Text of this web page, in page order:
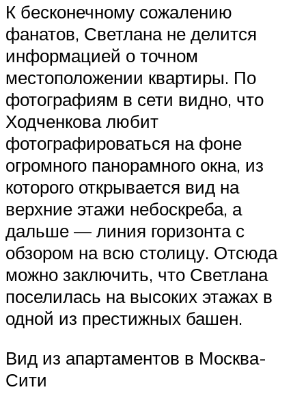
К бесконечному сожалению
фанатов, Светлана не делится
информацией о точном
местоположении квартиры. По
фотографиям в сети видно, что
Ходченкова любит
фотографироваться на фоне
огромного панорамного окна, из
которого открывается вид на
верхние этажи небоскреба, а
дальше — линия горизонта с
обзором на всю столицу. Отсюда
можно заключить, что Светлана
поселилась на высоких этажах в
одной из престижных башен.
Вид из апартаментов в Москва-
Сити